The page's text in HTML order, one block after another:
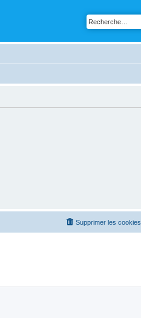
Supprimer les cookies